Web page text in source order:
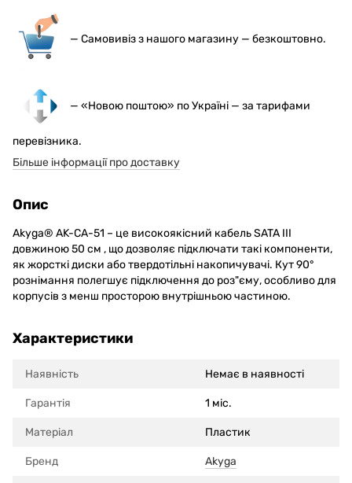
— Самовивіз з нашого магазину — безкоштовно.
— «Новою поштою» по Україні — за тарифами
перевізника.
Більше інформації про доставку
Опис
Akyga® AK-CA-51 – це високоякісний кабель SATA III
довжиною 50 см , що дозволяє підключати такі компоненти,
як жорсткі диски або твердотільні накопичувачі. Кут 90°
рознімання полегшує підключення до роз"єму, особливо для
корпусів з менш просторою внутрішньою частиною.
Характеристики
Наявність Немає в наявності
Гарантія 1 міс.
Матеріал Пластик
Бренд Akyga